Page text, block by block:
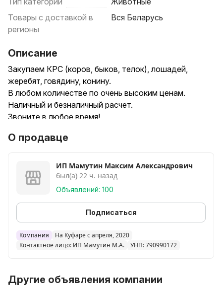
Товары с доставкой в
регионы
Вся Беларусь
Описание
Закупаем КРС (коров, быков, телок), лошадей,
жеребят, говядину, конину.
В любом количестве по очень высоким ценам.
Наличный и безналичный расчет.
Звоните в любое время!
О продавце
ИП Мамутин Максим Александрович
был(а) 22 ч. назад
Объявлений: 100
Подписаться
Компания
На Куфаре с апреля, 2020
Контактное лицо: ИП Мамутин М.А.
УНП: 790990172
Другие объявления компании